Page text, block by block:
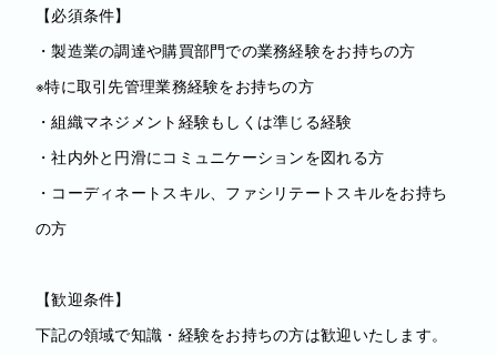
【必須条件】
・製造業の調達や購買部門での業務経験をお持ちの方
※特に取引先管理業務経験をお持ちの方
・組織マネジメント経験もしくは準じる経験
・社内外と円滑にコミュニケーションを図れる方
・コーディネートスキル、ファシリテートスキルをお持ち
の方
【歓迎条件】
下記の領域で知識・経験をお持ちの方は歓迎いたします。